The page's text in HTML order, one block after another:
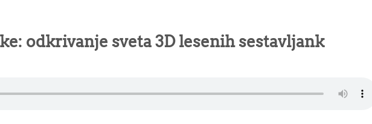
odkrivanje sveta 3D lesenih sestavljank